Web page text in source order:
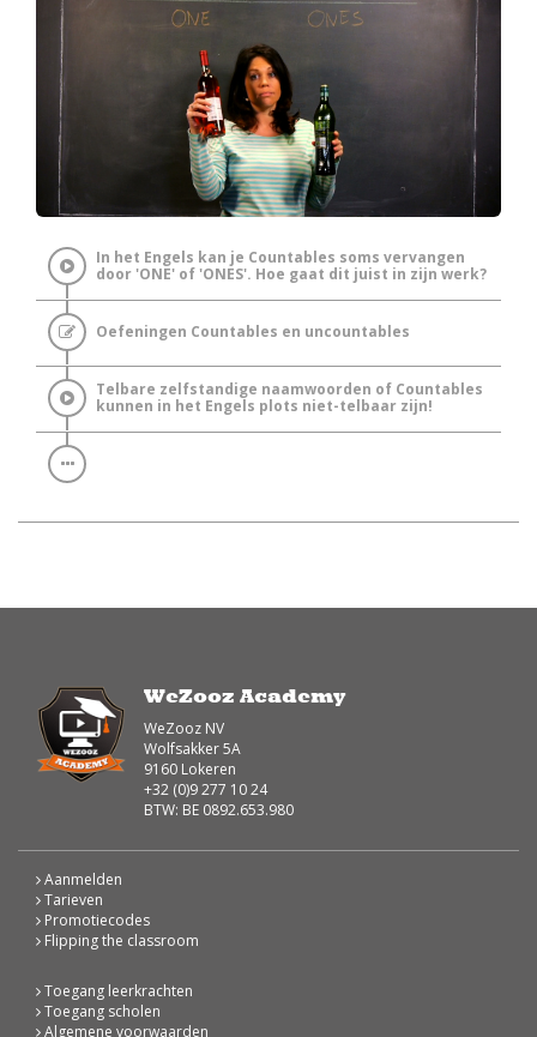
In het Engels kan je Countables soms vervangen
door 'ONE' of 'ONES'. Hoe gaat dit juist in zijn werk?
Oefeningen Countables en uncountables
Telbare zelfstandige naamwoorden of Countables
kunnen in het Engels plots niet-telbaar zijn!
WeZooz Academy
WeZooz NV
Wolfsakker 5A
9160 Lokeren
+32 (0)9 277 10 24
BTW: BE 0892.653.980
Aanmelden
Tarieven
Promotiecodes
Flipping the classroom
Toegang leerkrachten
Toegang scholen
Algemene voorwaarden